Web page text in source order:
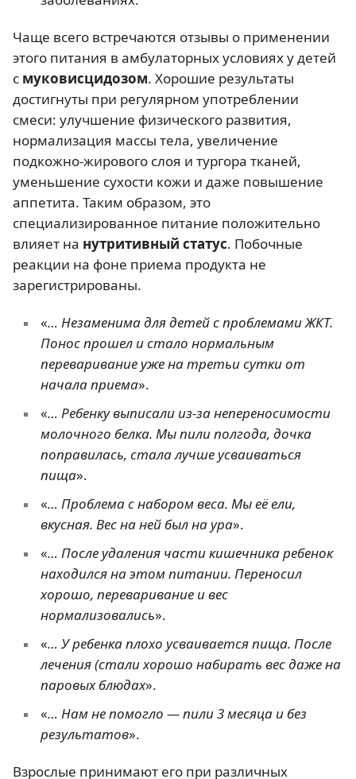
Чаще всего встречаются отзывы о применении
этого питания в амбулаторных условиях у детей
с муковисцидозом. Хорошие результаты
достигнуты при регулярном употреблении
смеси: улучшение физического развития,
нормализация массы тела, увеличение
подкожно-жирового слоя и тургора тканей,
уменьшение сухости кожи и даже повышение
аппетита. Таким образом, это
специализированное питание положительно
влияет на нутритивный статус. Побочные
реакции на фоне приема продукта не
зарегистрированы.
«… Незаменима для детей с проблемами ЖКТ.
Понос прошел и стало нормальным
переваривание уже на третьи сутки от
начала приема».
«… Ребенку выписали из-за непереносимости
молочного белка. Мы пили полгода, дочка
поправилась, стала лучше усваиваться
пища».
«… Проблема с набором веса. Мы её ели,
вкусная. Вес на ней был на ура».
«… После удаления части кишечника ребенок
находился на этом питании. Переносил
хорошо, переваривание и вес
нормализовались».
«… У ребенка плохо усваивается пища. После
лечения (стали хорошо набирать вес даже на
паровых блюдах».
«… Нам не помогло — пили 3 месяца и без
результатов».
Взрослые принимают его при различных